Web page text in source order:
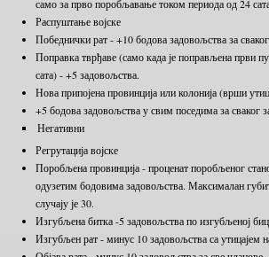
само за прво поробљавање током периода од 24
Распуштање војске
Победнички рат - +10 бодова задовољства за
Поправка тврђаве (само када је поправљена први
сата) - +5 задовољства.
Нова припојена провинција или колонија (врши
+5 бодова задовољства у свим поседима за сваког
Негативни
Регрутација војске
Поробљена провинција - проценат поробљеног
одузетим бодовима задовољства. Максималан
случају је 30.
Изгубљена битка -5 задовољства по изгубљеној
Изгубљен рат - минус 10 задовољства са утицајем